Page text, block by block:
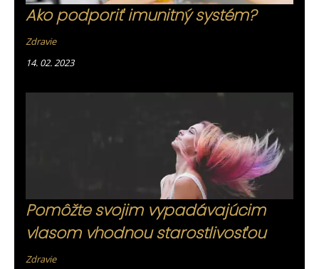
Ako podporiť imunitný systém?
Zdravie
14. 02. 2023
Pomôžte svojim vypadávajúcim
vlasom vhodnou starostlivosťou
Zdravie